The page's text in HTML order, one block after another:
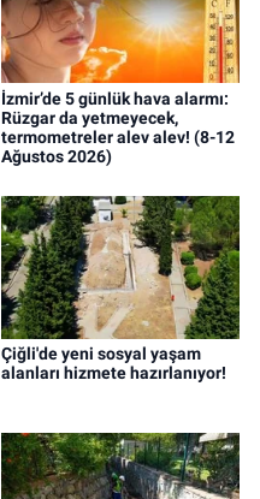
İzmir’de 5 günlük hava alarmı:
Rüzgar da yetmeyecek,
termometreler alev alev! (8-12
Ağustos 2026)
Çiğli'de yeni sosyal yaşam
alanları hizmete hazırlanıyor!